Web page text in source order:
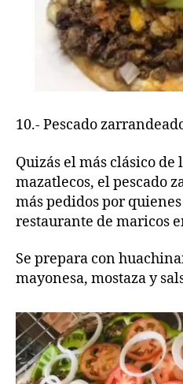
10.- Pescado
Quizás el más clásico de
mazatlecos, el pescado
más pedidos por
restaurante de maricos
Se prepara con
mayonesa, mostaza y